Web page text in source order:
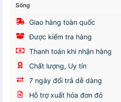
Sống
Giao hàng toàn quốc
Được kiểm tra hàng
Thanh toán khi nhận hàng
Chất lượng, Uy tín
7 ngày đổi trả dễ dàng
Hỗ trợ xuất hóa đơn đỏ